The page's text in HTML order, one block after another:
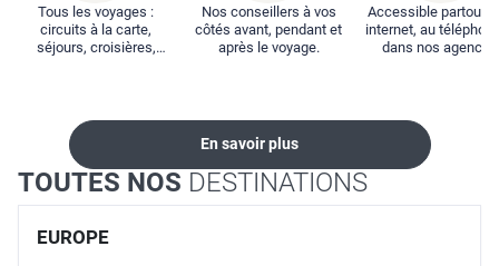
Tous les voyages :
circuits à la carte,
séjours, croisières,
Nos conseillers à vos
côtés avant, pendant et
après le voyage.
Accessible partout :
internet, au
dans nos
En savoir plus
TOUTES NOS DESTINATIONS
EUROPE